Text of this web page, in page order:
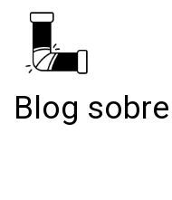
Blog